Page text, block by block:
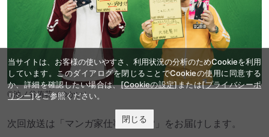
©池ノ谷侑花（ゆかい）
次回放送は「マンガ家仕事部屋SP」をお届けします。
当サイトは、お客様の使いやすさ、利用状況の分析のためCookieを利用
しています。このダイアログを閉じることでCookieの使用に同意する
か、詳細を確認したい場合は、[Cookieの設定]または[プライバシーポ
リシー]をご参照ください。
閉じる